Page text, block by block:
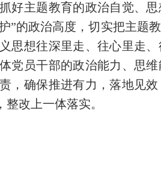
好主题教育的政治自觉、
”的政治高度，切实把主题
思想往深里走、往心里走
党员干部的政治能力、思
，确保推进有力，落地见
改上一体落实。